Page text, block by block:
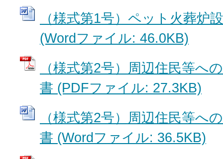
（様式第1号）ペット火葬炉
(Wordファイル: 46.0KB)
（様式第2号）周辺住民等へ
書 (PDFファイル: 27.3KB)
（様式第2号）周辺住民等へ
書 (Wordファイル: 36.5KB)